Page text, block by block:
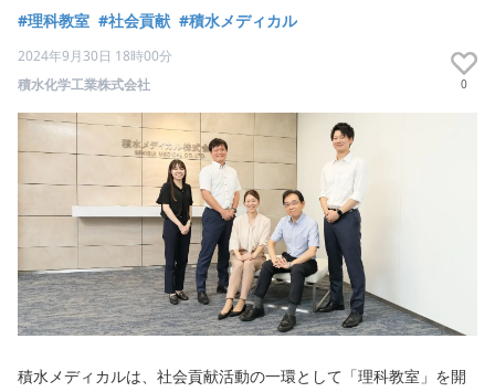
#理科教室 #社会貢献 #積水メディカル
2024年9月30日 18時00分
積水化学工業株式会社
0
積水メディカルは、社会貢献活動の一環として「理科教室」を開